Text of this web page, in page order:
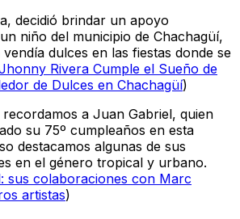
decidió brindar un apoyo
niño del municipio de Chachagüí,
dulces en las fiestas donde se
Rivera Cumple el Sueño de
de Dulces en Chachagüí)
a Juan Gabriel, quien
su 75º cumpleaños en esta
destacamos algunas de sus
en el género tropical y urbano.
sus colaboraciones con Marc
artistas)